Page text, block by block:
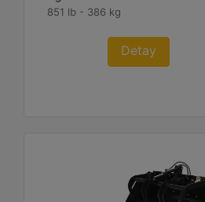
851 lb - 386 kg
Detay